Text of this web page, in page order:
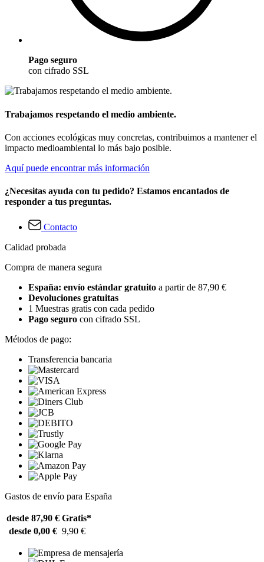
Pago seguro
con cifrado SSL
Trabajamos respetando el medio ambiente.
Con acciones ecológicas muy concretas, contribuimos a mantener el
impacto medioambiental lo más bajo posible.
Aquí puede encontrar más información
¿Necesitas ayuda con tu pedido? Estamos encantados de
responder a tus preguntas.
Contacto
Calidad probada
Compra de manera segura
España: envío estándar gratuito a partir de 87,90 €
Devoluciones gratuitas
1 Muestras gratis con cada pedido
Pago seguro con cifrado SSL
Métodos de pago:
Transferencia bancaria
Gastos de envío para España
desde 87,90 € Gratis*
desde 0,00 € 9,90 €